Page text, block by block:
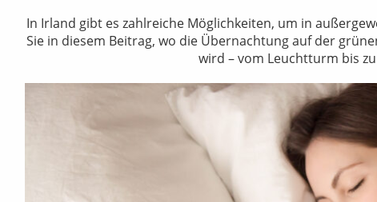
In Irland gibt es zahlreiche Möglichkeiten, um in
Sie in diesem Beitrag, wo die Übernachtung auf der
wird – vom Leuchtturm bis